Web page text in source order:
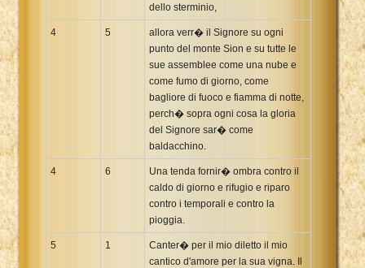
dello sterminio,
4 5
allora verr� il Signore su ogni
punto del monte Sion e su tutte le
sue assemblee come una nube e
come fumo di giorno, come
bagliore di fuoco e fiamma di notte,
perch� sopra ogni cosa la gloria
del Signore sar� come
baldacchino.
4 6
Una tenda fornir� ombra contro il
caldo di giorno e rifugio e riparo
contro i temporali e contro la
pioggia.
5 1
Canter� per il mio diletto il mio
cantico d'amore per la sua vigna. Il